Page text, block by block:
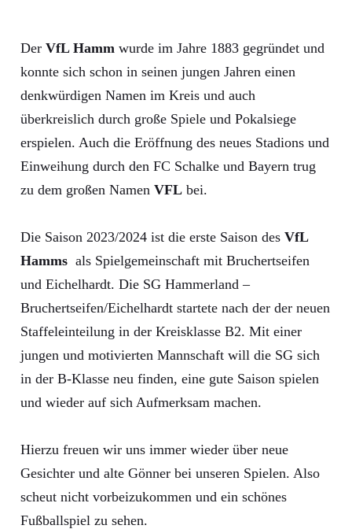
Der VfL Hamm wurde im Jahre 1883 gegründet und
konnte sich schon in seinen jungen Jahren einen
denkwürdigen Namen im Kreis und auch
überkreislich durch große Spiele und Pokalsiege
erspielen. Auch die Eröffnung des neues Stadions und
Einweihung durch den FC Schalke und Bayern trug
zu dem großen Namen VFL bei.
Die Saison 2023/2024 ist die erste Saison des VfL
Hamms als Spielgemeinschaft mit Bruchertseifen
und Eichelhardt. Die SG Hammerland –
Bruchertseifen/Eichelhardt startete nach der der neuen
Staffeleinteilung in der Kreisklasse B2. Mit einer
jungen und motivierten Mannschaft will die SG sich
in der B-Klasse neu finden, eine gute Saison spielen
und wieder auf sich Aufmerksam machen.
Hierzu freuen wir uns immer wieder über neue
Gesichter und alte Gönner bei unseren Spielen. Also
scheut nicht vorbeizukommen und ein schönes
Fußballspiel zu sehen.